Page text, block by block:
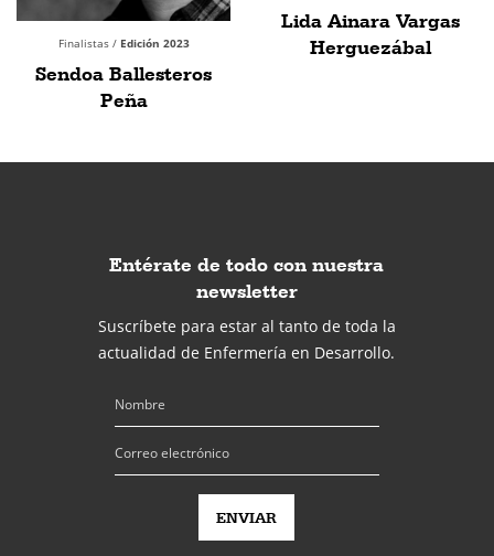
Finalistas / Edición 2023
Sendoa Ballesteros
Peña
Lida Ainara Vargas
Herguezábal
Entérate de todo con nuestra
newsletter
Suscríbete para estar al tanto de toda la
actualidad de Enfermería en Desarrollo.